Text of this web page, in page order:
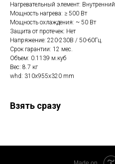
Нагревательный элемент: Внутренний
Мощность нагрева: ≥ 500 Вт
Мощность охлаждения: ~ 50 Вт
Защита от протечек: Нет
Напряжение: 220-230В / 50-60Гц.
Срок гарантии: 12 мес.
Объем: 0.1139 м.куб
Вес: 8.7 кг
whd: 310x955x320 mm
Взять сразу